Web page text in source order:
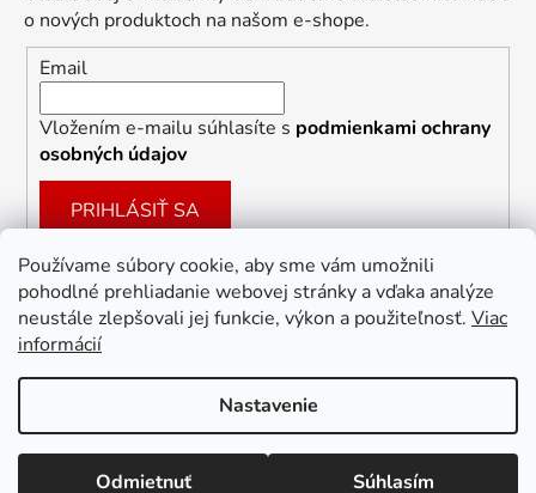
Používame súbory cookie, aby sme vám umožnili
pohodlné prehliadanie webovej stránky a vďaka analýze
neustále zlepšovali jej funkcie, výkon a použiteľnosť. Viac
informácií
Nastavenie
Odmietnuť Súhlasím
o nových produktoch na našom e-shope.
Email
Vložením e-mailu súhlasíte s podmienkami ochrany
osobných údajov
PRIHLÁSIŤ SA
Facebook
Vytvoril Shoptet